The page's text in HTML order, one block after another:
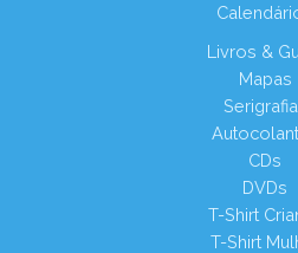
Livros &
Mapas
CDs
DVDs
T-Shirt
T-Shirt